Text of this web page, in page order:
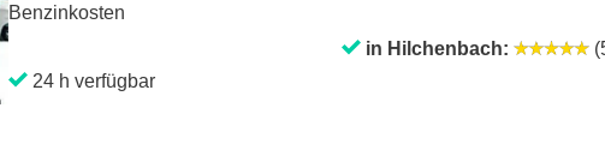
Benzinkosten
24 h verfügbar
in Hilchenbach: